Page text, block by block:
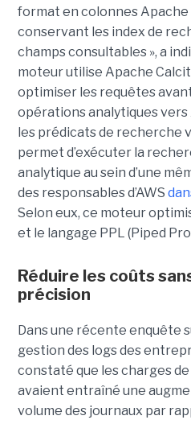
format en colonnes
conservant les index de
champs consultables », a
moteur utilise Apache
optimiser les requêtes
opérations analytiques vers
les prédicats de recherche
permet d’exécuter la
analytique au sein d’une
des responsables d’AWS
Selon eux, ce moteur
et le langage PPL (Piped
Réduire les coûts
précision
Dans une récente enquête
gestion des logs des
constaté que les charges de
avaient entraîné une
volume des journaux par